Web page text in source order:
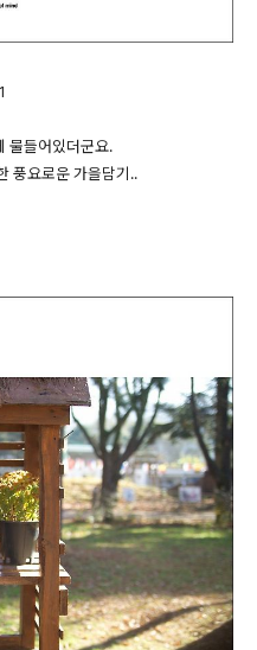
물들어있더군요.
풍요로운 가을담기..